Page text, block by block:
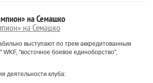
на Семашко
на Семашко
выступают по трем аккредитованным
WKF, "восточное боевое единоборство",
деятельности клуба: